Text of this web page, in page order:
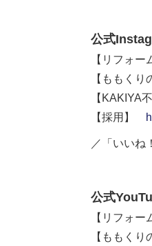
公式
【リフォ
【ももく
【KAKIYA
【採用】
／「いいね
公式
【リフォ
【ももく